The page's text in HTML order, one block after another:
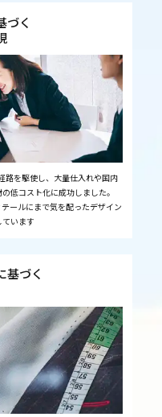
づく
路を駆使し、大量仕入れや国内
低コスト化に成功しました。
ールにまで気を配ったデザイン
います
基づく